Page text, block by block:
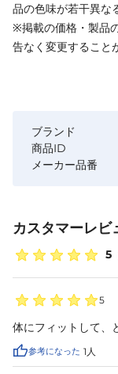
品の色味が若干異な
※掲載の価格・製品
告なく変更すること
ブランド
商品ID
メーカー品番
カスタマーレビ
5
5
体にフィットして、
参考になった 1 人